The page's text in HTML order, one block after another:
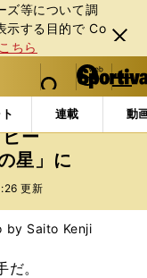
ズ等について調
⽰する⽬的で Co
ちら
閉じ
る
web Sportiva (webスポルティーバ)
検索
マイペ
ー
ジ
メニュ
連載 動
すごい女子高生が
ー
星」に
更新
by Saito Kenji
。